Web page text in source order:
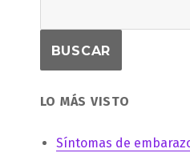
LO MÁS VISTO
Síntomas de